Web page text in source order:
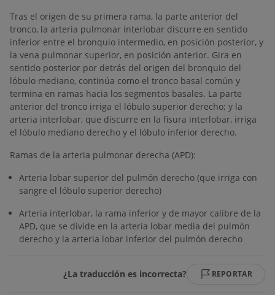
Tras el origen de su primera rama, la parte anterior del
tronco, la arteria pulmonar interlobar discurre en sentido
inferior entre el bronquio intermedio, en posición posterior, y
la vena pulmonar superior, en posición anterior. Gira en
sentido posterior por detrás del origen del bronquio del
lóbulo mediano, continúa como el tronco basal común y
termina en ramas hacia los segmentos basales. La parte
anterior del tronco irriga el lóbulo superior derecho; y la
arteria interlobar, que discurre en la fisura interlobar, irriga
el lóbulo mediano derecho y el lóbulo inferior derecho.
Ramas de la arteria pulmonar derecha (APD):
Arteria lobar superior del pulmón derecho (que irriga con
sangre el lóbulo superior derecho)
Arteria interlobar, la rama inferior y de mayor calibre de la
APD, que se divide en la arteria lobar media del pulmón
derecho y la arteria lobar inferior del pulmón derecho
¿La traducción es incorrecta? REPORTAR